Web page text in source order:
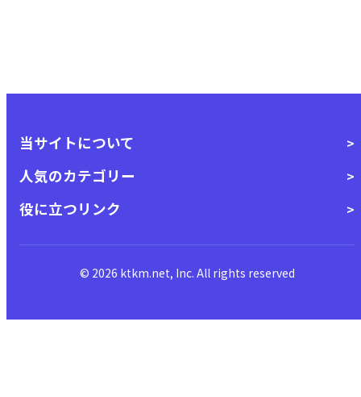
当サイトについて
人気のカテゴリー
役に立つリンク
© 2026 ktkm.net, Inc. All rights reserved